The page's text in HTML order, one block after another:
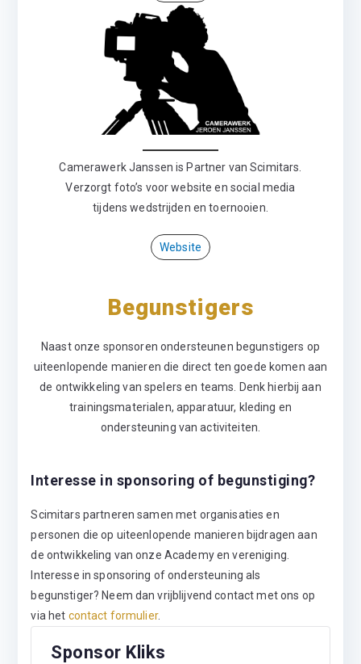
Camerawerk Janssen is Partner van Scimitars.
Verzorgt foto’s voor website en social media
tijdens wedstrijden en toernooien.
Website
Begunstigers
Naast onze sponsoren ondersteunen begunstigers op
uiteenlopende manieren die direct ten goede komen aan
de ontwikkeling van spelers en teams. Denk hierbij aan
trainingsmaterialen, apparatuur, kleding en
ondersteuning van activiteiten.
Interesse in sponsoring of begunstiging?
Scimitars partneren samen met organisaties en
personen die op uiteenlopende manieren bijdragen aan
de ontwikkeling van onze Academy en vereniging.
Interesse in sponsoring of ondersteuning als
begunstiger? Neem dan vrijblijvend contact met ons op
via het contact formulier.
Sponsor Kliks